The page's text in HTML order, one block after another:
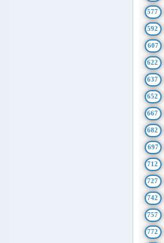
577
592
607
622
637
652
667
682
697
712
727
742
757
772